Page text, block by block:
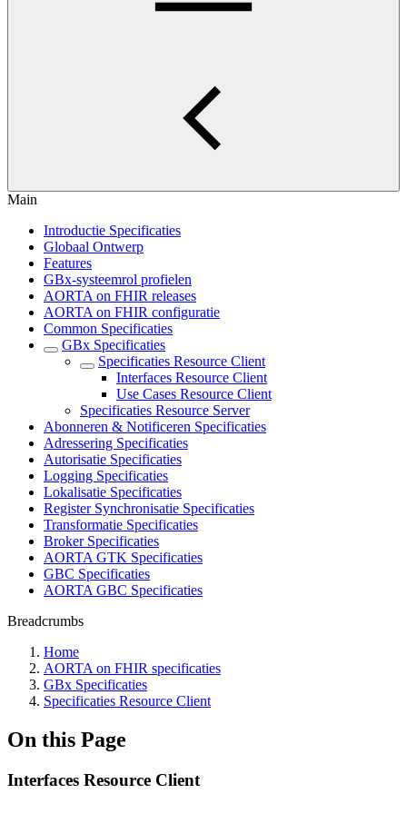
Main
Introductie Specificaties
Globaal Ontwerp
Features
GBx-systeemrol profielen
AORTA on FHIR releases
AORTA on FHIR configuratie
Common Specificaties
GBx Specificaties
Specificaties Resource Client
Interfaces Resource Client
Use Cases Resource Client
Specificaties Resource Server
Abonneren & Notificeren Specificaties
Adressering Specificaties
Autorisatie Specificaties
Logging Specificaties
Lokalisatie Specificaties
Register Synchronisatie Specificaties
Transformatie Specificaties
Broker Specificaties
AORTA GTK Specificaties
GBC Specificaties
AORTA GBC Specificaties
Breadcrumbs
Home
AORTA on FHIR specificaties
GBx Specificaties
Specificaties Resource Client
On this Page
Interfaces Resource Client